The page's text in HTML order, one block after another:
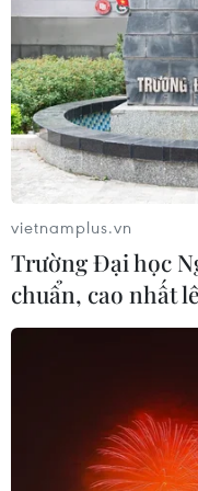
phí khám chữa
02/08/2026 10:10
Điều trị hiệu quả ca
mang đồng thời hai
vietnamplus.vn
Trường Đại học
chuẩn, cao nhất